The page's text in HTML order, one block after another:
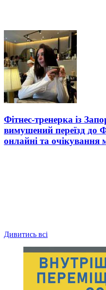
Фітнес-тренерка із
вимушений переїзд до
онлайні та очікування
Дивитись всі